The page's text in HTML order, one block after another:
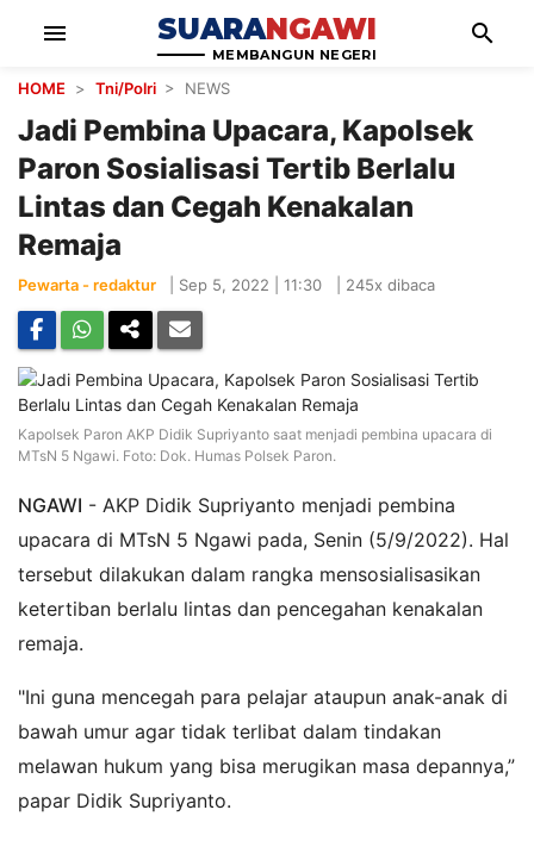
menu SUARANGAWI
MEMBANGUN NEGERI
search
HOME > Tni/Polri > NEWS
Jadi Pembina Upacara, Kapolsek
Paron Sosialisasi Tertib Berlalu
Lintas dan Cegah Kenakalan
Remaja
Pewarta - redaktur Sep 5, 2022 | 11:30 245x dibaca
Kapolsek Paron AKP Didik Supriyanto saat menjadi pembina upacara di
MTsN 5 Ngawi. Foto: Dok. Humas Polsek Paron.
NGAWI - AKP Didik Supriyanto menjadi pembina
upacara di MTsN 5 Ngawi pada, Senin (5/9/2022). Hal
tersebut dilakukan dalam rangka mensosialisasikan
ketertiban berlalu lintas dan pencegahan kenakalan
remaja.
"Ini guna mencegah para pelajar ataupun anak-anak di
bawah umur agar tidak terlibat dalam tindakan
melawan hukum yang bisa merugikan masa depannya,”
papar Didik Supriyanto.